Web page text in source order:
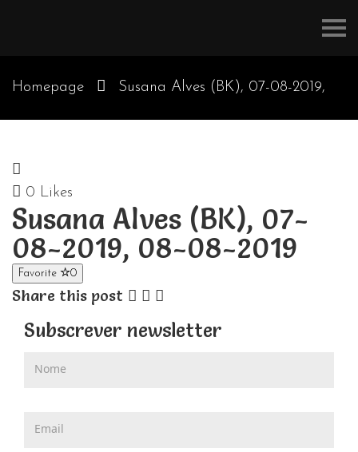
Homepage Susana Alves (BK), 07-08-2019,
0 Likes
Susana Alves (BK), 07-
08-2019, 08-08-2019
Favorite 0
Share this post
Subscrever newsletter